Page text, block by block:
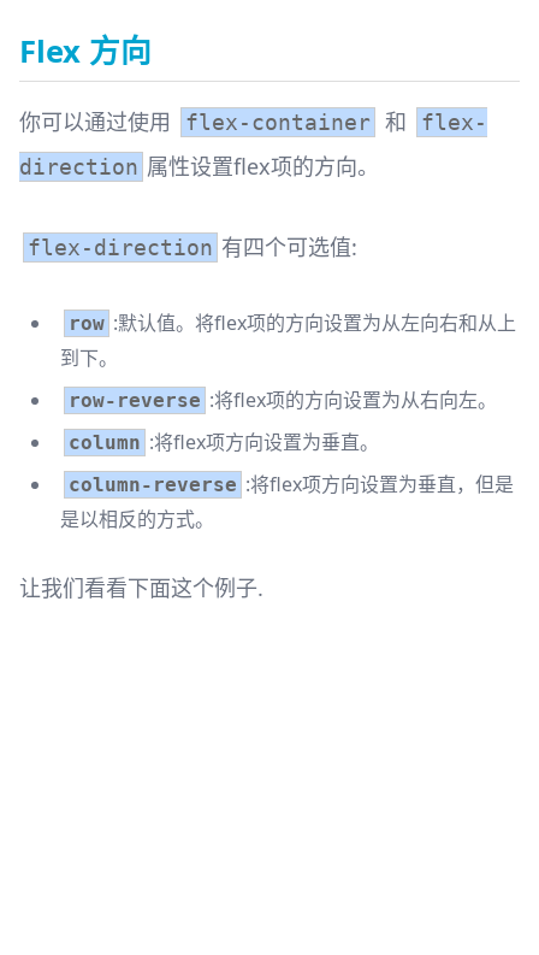
Flex 方向
你可以通过使用 flex-container 和
flex-
direction 属性设置flex项的方向。
flex-direction 有四个可选值:
row :默认值。将flex项的方向设置为从左向右和从上
到下。
row-reverse :将flex项的方向设置为从右向左。
column :将flex项方向设置为垂直。
column-reverse :将flex项方向设置为垂直，但是
是以相反的方式。
让我们看看下面这个例子.